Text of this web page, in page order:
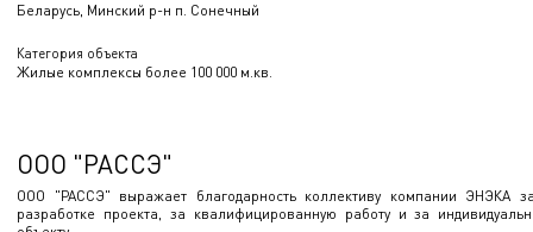
Беларусь, Минский р-н п. Сонечный
Категория объекта
Жилые комплексы более 100 000 м.кв.
ООО "РАССЭ"
ООО "РАССЭ" выражает благодарность коллективу компании ЭНЭКА
разработке проекта, за квалифицированную работу и за